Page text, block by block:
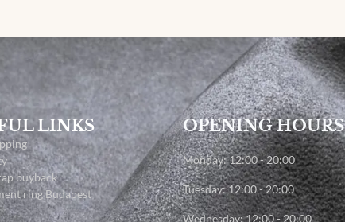
LINKS
buyback
ring Budapest
OPENING HOURS
Monday: 12:00 - 20:00
Tuesday: 12:00 - 20:00
Wednesday: 12:00 - 20:00